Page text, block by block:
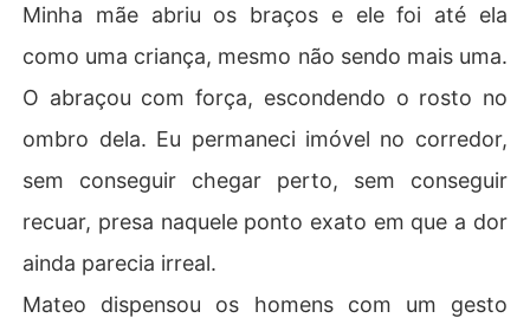
Minha mãe abriu os braços e ele foi até ela
como uma criança, mesmo não sendo mais uma.
O abraçou com força, escondendo o rosto no
ombro dela. Eu permaneci imóvel no corredor,
sem conseguir chegar perto, sem conseguir
recuar, presa naquele ponto exato em que a dor
ainda parecia irreal.
Mateo dispensou os homens com um gesto